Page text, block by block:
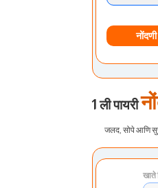
1 ली पायरी
जलद, सोपे आणि